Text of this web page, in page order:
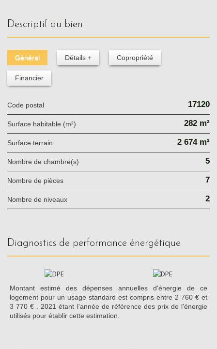
descriptif du bien
Général Détails + Copropriété
Financier
Code postal 17120
Surface habitable (m²) 282 m²
surface terrain 2 674 m²
Nombre de chambre(s) 5
Nombre de pièces 7
Nombre de niveaux 2
diagnostics de performance énergétique
Montant estimé des dépenses annuelles d'énergie de ce
logement pour un usage standard est compris entre 2 760 € et
3 770 € . 2021 étant l'année de référence des prix de l'énergie
utilisés pour établir cette estimation.